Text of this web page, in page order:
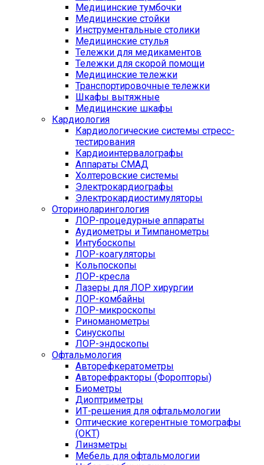
Медицинские тумбочки
Медицинские стойки
Инструментальные столики
Медицинские стулья
Тележки для медикаментов
Тележки для скорой помощи
Медицинские тележки
Транспортировочные тележки
Шкафы вытяжные
Медицинские шкафы
Кардиология
Кардиологические системы стресс-
тестирования
Кардиоинтервалографы
Аппараты СМАД
Холтеровские системы
Электрокардиографы
Электрокардиостимуляторы
Оториноларингология
ЛОР-процедурные аппараты
Аудиометры и Тимпанометры
Интубоскопы
ЛОР-коагуляторы
Кольпоскопы
ЛОР-кресла
Лазеры для ЛОР хирургии
ЛОР-комбайны
ЛОР-микроскопы
Риноманометры
Синускопы
ЛОР-эндоскопы
Офтальмология
Авторефкератометры
Авторефракторы (Форопторы)
Биометры
Диоптриметры
ИТ-решения для офтальмологии
Оптические когерентные томографы
(ОКТ)
Линзметры
Мебель для офтальмологии